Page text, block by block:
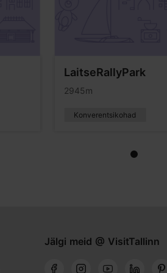
LaitseRallyPark
2945m
Konverentsikohad
Jälgi meid @ VisitTallinn